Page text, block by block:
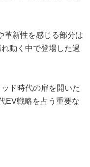
革新性を感じる部分は
動く中で登場した過
ド時代の扉を開いた
EV戦略を占う重要な